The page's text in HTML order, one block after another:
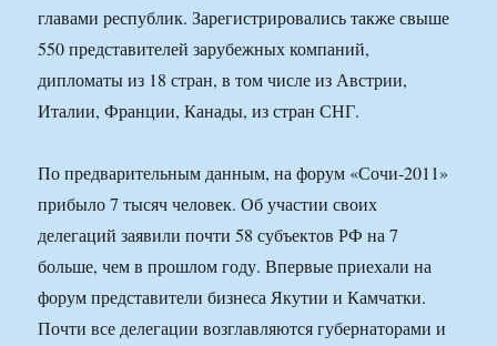
главами республик. Зарегистрировались также свыше
550 представителей зарубежных компаний,
дипломаты из 18 стран, в том числе из Австрии,
Италии, Франции, Канады, из стран СНГ.
По предварительным данным, на форум «Сочи-2011»
прибыло 7 тысяч человек. Об участии своих
делегаций заявили почти 58 субъектов РФ на 7
больше, чем в прошлом году. Впервые приехали на
форум представители бизнеса Якутии и Камчатки.
Почти все делегации возглавляются губернаторами и